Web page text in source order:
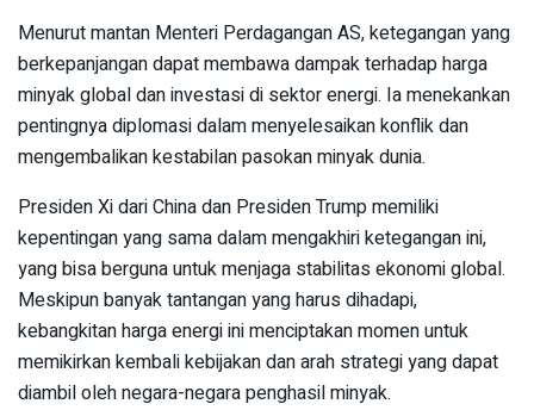
Menurut mantan Menteri Perdagangan AS, ketegangan yang
berkepanjangan dapat membawa dampak terhadap harga
minyak global dan investasi di sektor energi. Ia menekankan
pentingnya diplomasi dalam menyelesaikan konflik dan
mengembalikan kestabilan pasokan minyak dunia.
Presiden Xi dari China dan Presiden Trump memiliki
kepentingan yang sama dalam mengakhiri ketegangan ini,
yang bisa berguna untuk menjaga stabilitas ekonomi global.
Meskipun banyak tantangan yang harus dihadapi,
kebangkitan harga energi ini menciptakan momen untuk
memikirkan kembali kebijakan dan arah strategi yang dapat
diambil oleh negara-negara penghasil minyak.